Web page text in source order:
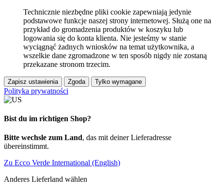
Technicznie niezbędne pliki cookie zapewniają jedynie
podstawowe funkcje naszej strony internetowej. Służą one na
przykład do gromadzenia produktów w koszyku lub
logowania się do konta klienta. Nie jesteśmy w stanie
wyciągnąć żadnych wniosków na temat użytkownika, a
wszelkie dane zgromadzone w ten sposób nigdy nie zostaną
przekazane stronom trzecim.
Zapisz ustawienia Zgoda Tylko wymagane
Polityka prywatności
Bist du im richtigen Shop?
Bitte wechsle zum Land, das mit deiner Lieferadresse
übereinstimmt.
Zu Ecco Verde International (English)
Anderes Lieferland wählen